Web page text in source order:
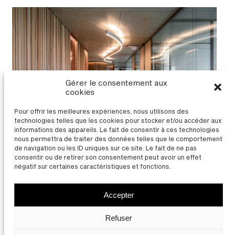
Gérer le consentement aux
cookies
Pour offrir les meilleures expériences, nous utilisons des
technologies telles que les cookies pour stocker et/ou accéder aux
informations des appareils. Le fait de consentir à ces technologies
nous permettra de traiter des données telles que le comportement
de navigation ou les ID uniques sur ce site. Le fait de ne pas
consentir ou de retirer son consentement peut avoir un effet
négatif sur certaines caractéristiques et fonctions.
Accepter
Refuser
Immeuble Zash à Bezannes (51)
Thierry Bonne | Architecte
Mentions légales